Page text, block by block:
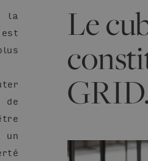
la
de
un
Le